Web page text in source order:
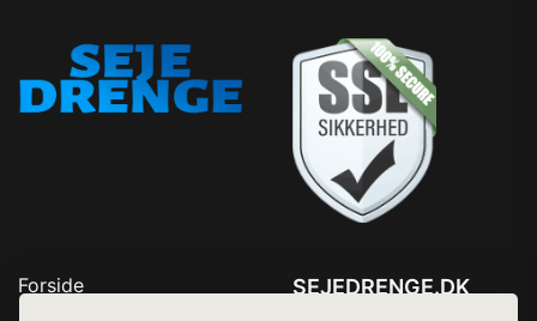
Forside
SEJEDRENGE.DK